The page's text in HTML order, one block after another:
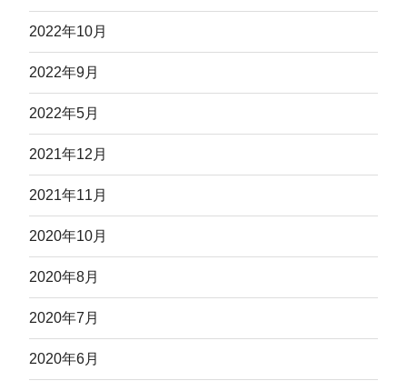
2022年10月
2022年9月
2022年5月
2021年12月
2021年11月
2020年10月
2020年8月
2020年7月
2020年6月